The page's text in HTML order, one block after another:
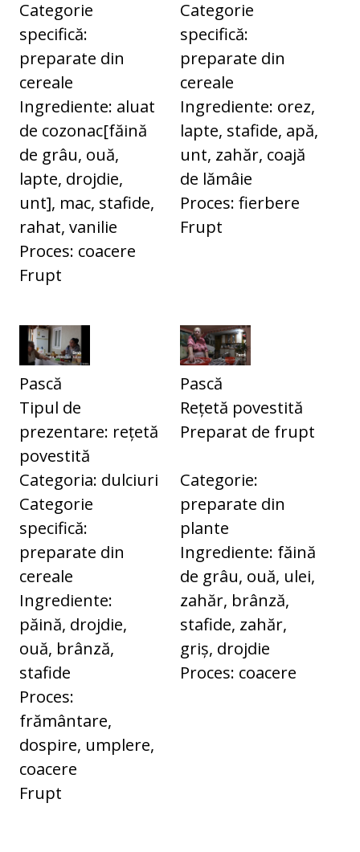
Categorie
specifică:
preparate din
cereale
Ingrediente: aluat
de cozonac[făină
de grâu, ouă,
lapte, drojdie,
unt], mac, stafide,
rahat, vanilie
Proces: coacere
Frupt
Categorie
specifică:
preparate din
cereale
Ingrediente: orez,
lapte, stafide, apă,
unt, zahăr, coajă
de lămâie
Proces: fierbere
Frupt
Pască
Tipul de
prezentare: rețetă
povestită
Categoria: dulciuri
Categorie
specifică:
preparate din
cereale
Ingrediente:
păină, drojdie,
ouă, brânză,
stafide
Proces:
frământare,
dospire, umplere,
coacere
Frupt
Pască
Rețetă povestită
Preparat de frupt
Categorie:
preparate din
plante
Ingrediente: făină
de grâu, ouă, ulei,
zahăr, brânză,
stafide, zahăr,
griș, drojdie
Proces: coacere